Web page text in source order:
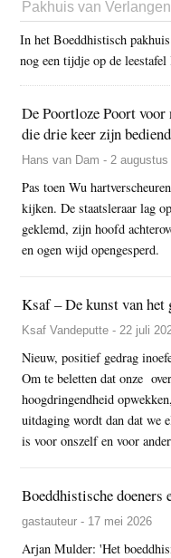
Pakhuis van Verlangen
In het Boeddhistisch
nog een tijdje op de leestafel
De Poortloze Poort
die drie keer zijn
Hans van Dam - 2 augustus
Pas toen Wu
kijken. De staatsleraar lag
geklemd, zijn hoofd
en ogen wijd opengesperd.
Ksaf – De kunst van het
Ksaf Vandeputte - 22 juli
Nieuw, positief gedrag
Om te beletten dat onze
hoogdringendheid
uitdaging wordt dan dat we
is voor onszelf en voor
Boeddhistische doeners
gastauteur - 17 mei 2026
Arjan Mulder: 'Het